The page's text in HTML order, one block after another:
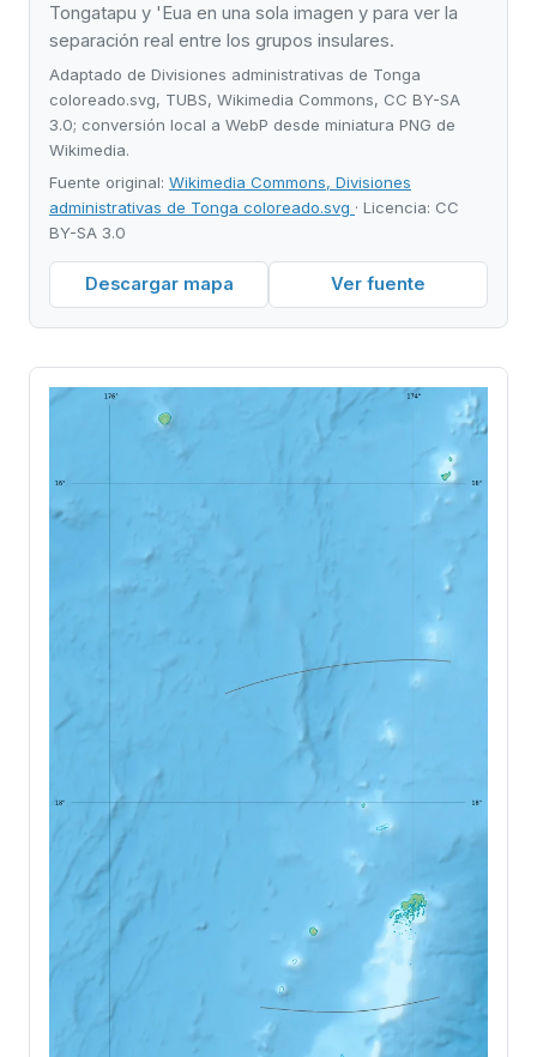
Tongatapu y 'Eua en una sola imagen y para ver la
separación real entre los grupos insulares.
Adaptado de Divisiones administrativas de Tonga
coloreado.svg, TUBS, Wikimedia Commons, CC BY-SA
3.0; conversión local a WebP desde miniatura PNG de
Wikimedia.
Fuente original: Wikimedia Commons, Divisiones
administrativas de Tonga coloreado.svg · Licencia: CC
BY-SA 3.0
Descargar mapa Ver fuente